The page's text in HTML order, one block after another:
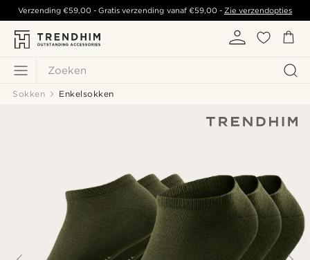
Zoeken
Verzending€59,00 - Gratis verzending vanaf €59,00- Zie verzendopties
Sokken Enkelsokken